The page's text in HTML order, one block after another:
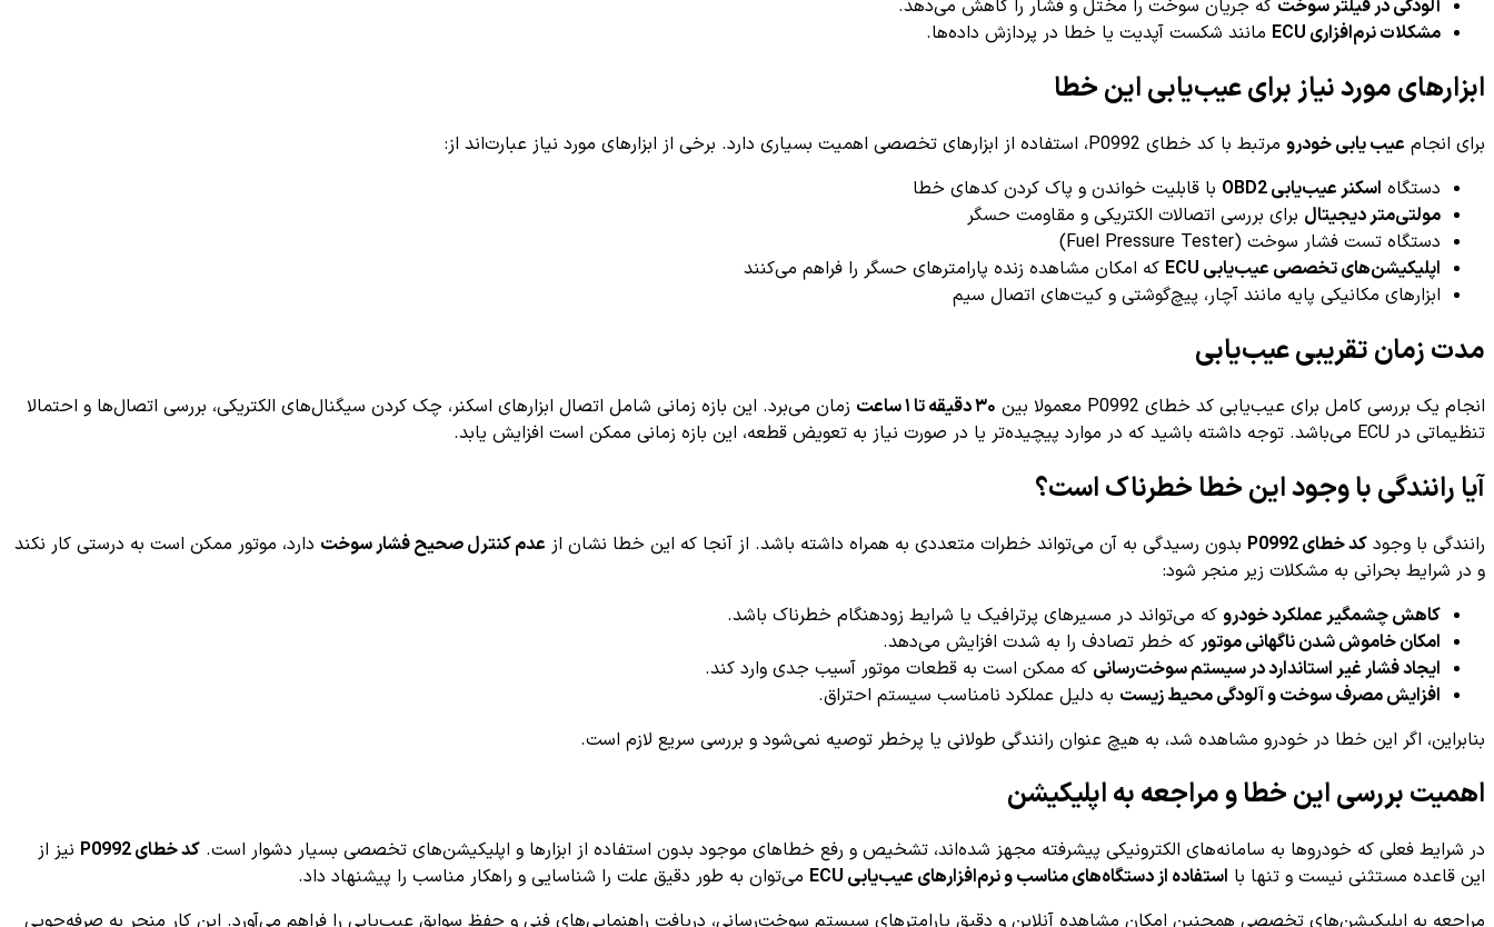
آلودگی در فیلتر سوخت که جریان سوخت را مختل و فشار را کاهش می‌دهد.
مشکلات نرم‌افزاری ECU
مانند شکست آپدیت یا خطا در پردازش داده‌ها.
ابزارهای مورد نیاز برای عیب‌یابی این خطا
برای انجام عیب یابی خودرو مرتبط با کد خطای P0992، استفاده از ابزارهای تخصصی اهمیت بسیاری دارد. برخی از ابزارهای مورد نیاز عبارت‌اند از:
دستگاه اسکنر عیب‌یابی OBD2
با قابلیت خواندن و پاک کردن کدهای خطا
مولتی‌متر دیجیتال برای بررسی اتصالات الکتریکی و مقاومت حسگر
دستگاه تست فشار سوخت (Fuel Pressure Tester)
اپلیکیشن‌های تخصصی عیب‌یابی ECU
که امکان مشاهده زنده پارامترهای حسگر را فراهم می‌کنند
ابزارهای مکانیکی پایه مانند آچار، پیچ‌گوشتی و کیت‌های اتصال سیم
مدت زمان تقریبی عیب‌یابی
انجام یک بررسی کامل برای عیب‌یابی کد خطای P0992 معمولا بین ۳۰ دقیقه تا ۱ ساعت
زمان می‌برد. این بازه زمانی شامل اتصال ابزارهای اسکنر، چک کردن سیگنال‌های الکتریکی، بررسی اتصال‌ها و احتمالا
تنظیماتی در ECU می‌باشد. توجه داشته باشید که در موارد پیچیده‌تر یا در صورت نیاز به تعویض قطعه، این بازه زمانی ممکن است افزایش یابد.
آیا رانندگی با وجود این خطا خطرناک است؟
رانندگی با وجود کد خطای P0992 بدون رسیدگی به آن می‌تواند خطرات متعددی به همراه داشته باشد. از آنجا که این خطا نشان از عدم کنترل صحیح فشار سوخت دارد، موتور ممکن است به درستی کار نکند
و در شرایط بحرانی به مشکلات زیر منجر شود:
کاهش چشمگیر عملکرد خودرو که می‌تواند در مسیرهای پرترافیک یا شرایط زودهنگام خطرناک باشد.
امکان خاموش شدن ناگهانی موتور که خطر تصادف را به شدت افزایش می‌دهد.
ایجاد فشار غیر استاندارد در سیستم سوخت‌رسانی که ممکن است به قطعات موتور آسیب جدی وارد کند.
افزایش مصرف سوخت و آلودگی محیط زیست به دلیل عملکرد نامناسب سیستم احتراق.
بنابراین، اگر این خطا در خودرو مشاهده شد، به هیچ عنوان رانندگی طولانی یا پرخطر توصیه نمی‌شود و بررسی سریع لازم است.
اهمیت بررسی این خطا و مراجعه به اپلیکیشن
در شرایط فعلی که خودروها به سامانه‌های الکترونیکی پیشرفته مجهز شده‌اند، تشخیص و رفع خطاهای موجود بدون استفاده از ابزارها و اپلیکیشن‌های تخصصی بسیار دشوار است. کد خطای P0992
نیز از
این قاعده مستثنی نیست و تنها با استفاده از دستگاه‌های مناسب و نرم‌افزارهای عیب‌یابی ECU
می‌توان به طور دقیق علت را شناسایی و راهکار مناسب را پیشنهاد داد.